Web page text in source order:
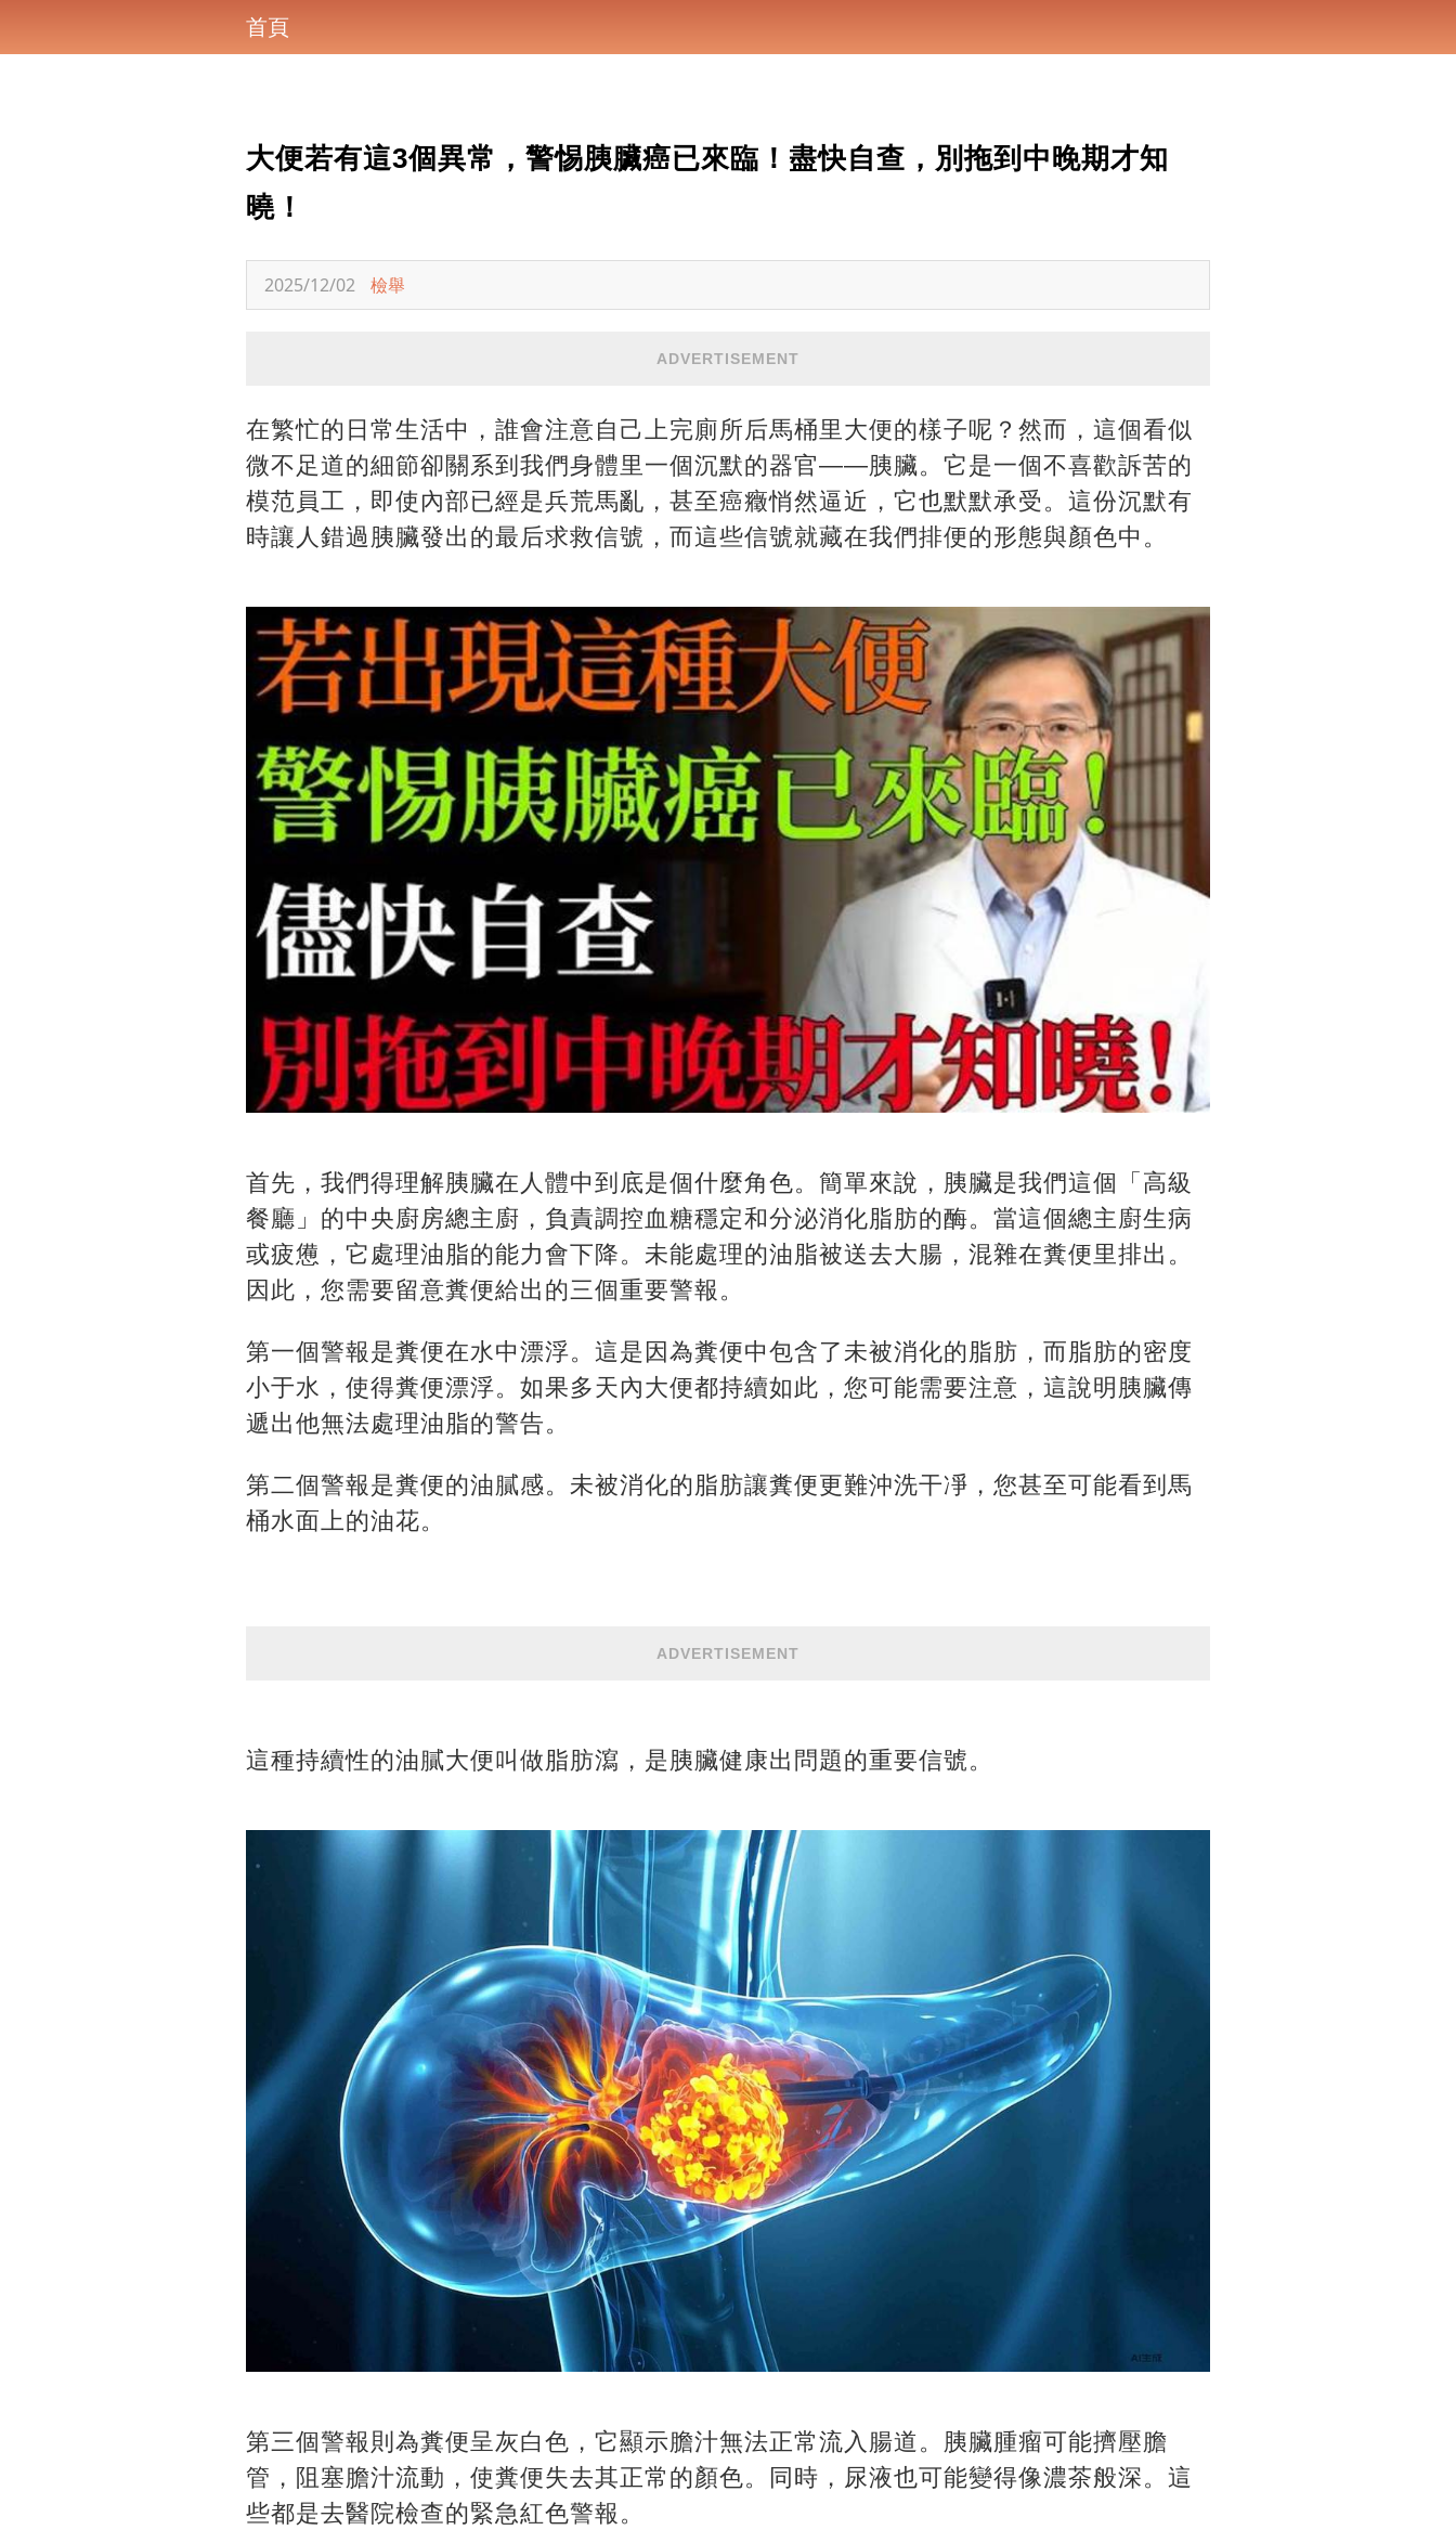
首頁
大便若有這3個異常，警惕胰臟癌已來臨！盡快自查，別拖到中晚期才知
曉！
2025/12/02 檢舉
ADVERTISEMENT
在繁忙的日常生活中，誰會注意自己上完廁所后馬桶里大便的樣子呢？然而，這個看似
微不足道的細節卻關系到我們身體里一個沉默的器官——胰臟。它是一個不喜歡訴苦的
模范員工，即使內部已經是兵荒馬亂，甚至癌癥悄然逼近，它也默默承受。這份沉默有
時讓人錯過胰臟發出的最后求救信號，而這些信號就藏在我們排便的形態與顏色中。
首先，我們得理解胰臟在人體中到底是個什麼角色。簡單來說，胰臟是我們這個「高級
餐廳」的中央廚房總主廚，負責調控血糖穩定和分泌消化脂肪的酶。當這個總主廚生病
或疲憊，它處理油脂的能力會下降。未能處理的油脂被送去大腸，混雜在糞便里排出。
因此，您需要留意糞便給出的三個重要警報。
第一個警報是糞便在水中漂浮。這是因為糞便中包含了未被消化的脂肪，而脂肪的密度
小于水，使得糞便漂浮。如果多天內大便都持續如此，您可能需要注意，這說明胰臟傳
遞出他無法處理油脂的警告。
第二個警報是糞便的油膩感。未被消化的脂肪讓糞便更難沖洗干凈，您甚至可能看到馬
桶水面上的油花。
ADVERTISEMENT
這種持續性的油膩大便叫做脂肪瀉，是胰臟健康出問題的重要信號。
第三個警報則為糞便呈灰白色，它顯示膽汁無法正常流入腸道。胰臟腫瘤可能擠壓膽
管，阻塞膽汁流動，使糞便失去其正常的顏色。同時，尿液也可能變得像濃茶般深。這
些都是去醫院檢查的緊急紅色警報。